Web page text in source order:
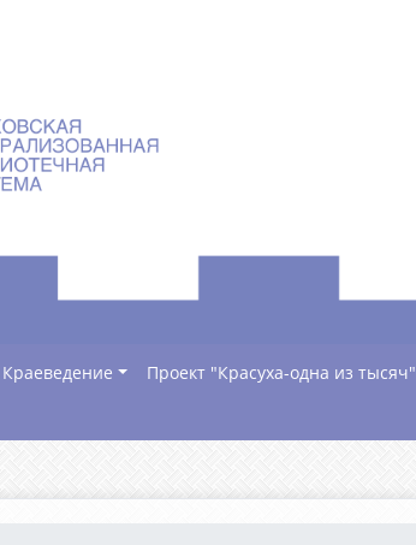
Краеведение
Проект "Красуха-одна из тысяч"